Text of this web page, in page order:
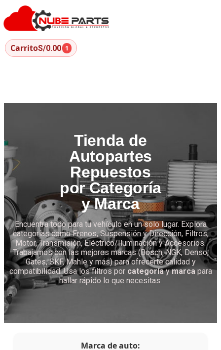
CarritoS/0.00 1
Tienda de
Autopartes
Repuestos
por Categoría
y Marca
Encuentra todo para tu vehículo en un solo lugar. Explora
categorías como Frenos, Suspensión y Dirección, Filtros,
Motor, Transmisión, Eléctrico/Iluminación y Accesorios.
Trabajamos con las mejores marcas (Bosch, NGK, Denso,
Gates, SKF, Mahle y más) para ofrecerte calidad y
compatibilidad. Usa los filtros por categoríaymarcapara
hallar rápido lo que necesitas.
Marca de auto: